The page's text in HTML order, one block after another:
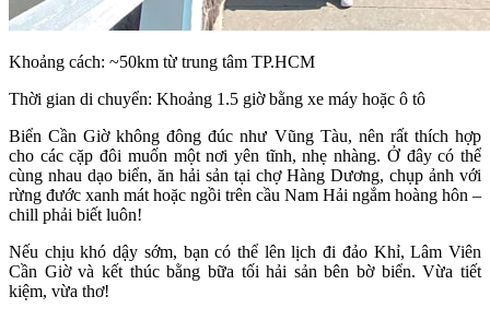
Khoảng cách: ~50km từ trung tâm TP.HCM
Thời gian di chuyển: Khoảng 1.5 giờ bằng xe máy hoặc ô tô
Biển Cần Giờ không đông đúc như Vũng Tàu, nên rất thích hợp
cho các cặp đôi muốn một nơi yên tĩnh, nhẹ nhàng. Ở đây có thể
cùng nhau dạo biển, ăn hải sản tại chợ Hàng Dương, chụp ảnh với
rừng đước xanh mát hoặc ngồi trên cầu Nam Hải ngắm hoàng hôn –
chill phải biết luôn!
Nếu chịu khó dậy sớm, bạn có thể lên lịch đi đảo Khỉ, Lâm Viên
Cần Giờ và kết thúc bằng bữa tối hải sản bên bờ biển. Vừa tiết
kiệm, vừa thơ!